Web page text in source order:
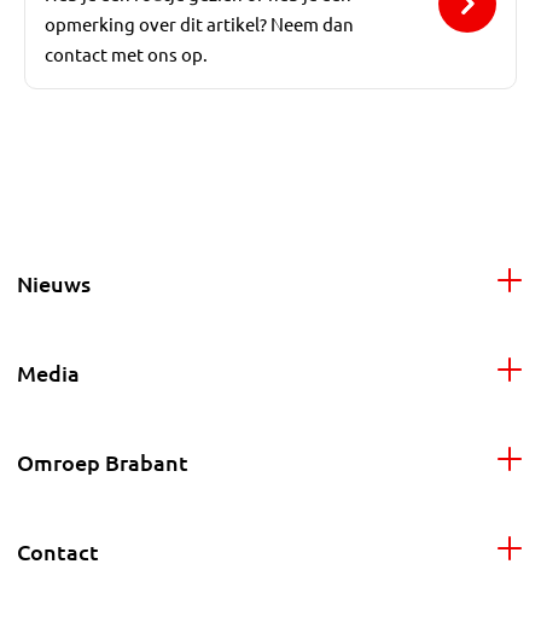
opmerking over dit artikel? Neem dan
contact met ons op.
Nieuws
Media
Omroep Brabant
Contact